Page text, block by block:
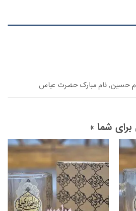
حسین, نام مبارک حضرت عباس
شما »